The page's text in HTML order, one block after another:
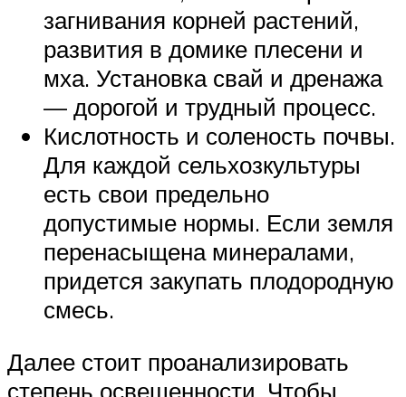
загнивания корней растений,
развития в домике плесени и
мха. Установка свай и дренажа
— дорогой и трудный процесс.
Кислотность и соленость почвы.
Для каждой сельхозкультуры
есть свои предельно
допустимые нормы. Если земля
перенасыщена минералами,
придется закупать плодородную
смесь.
Далее стоит проанализировать
степень освещенности. Чтобы